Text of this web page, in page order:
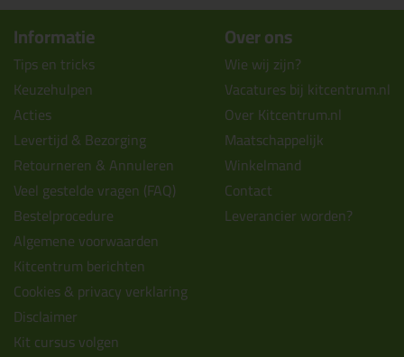
Informatie
Tips en tricks
Keuzehulpen
Acties
Levertijd & Bezorging
Retourneren & Annuleren
Veel gestelde vragen (FAQ)
Bestelprocedure
Algemene voorwaarden
Kitcentrum berichten
Cookies & privacy verklaring
Disclaimer
Kit cursus volgen
Over ons
Wie wij zijn?
Vacatures bij kitcentrum.nl
Over Kitcentrum.nl
Maatschappelijk
Winkelmand
Contact
Leverancier worden?